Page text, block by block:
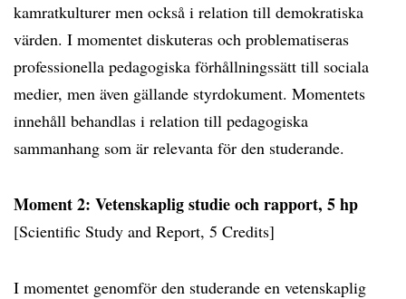
kamratkulturer men också i relation till demokratiska
värden. I momentet diskuteras och problematiseras
professionella pedagogiska förhållningssätt till sociala
medier, men även gällande styrdokument. Momentets
innehåll behandlas i relation till pedagogiska
sammanhang som är relevanta för den studerande.
Moment 2: Vetenskaplig studie och rapport, 5 hp
[Scientific Study and Report, 5 Credits]
I momentet genomför den studerande en vetenskaplig